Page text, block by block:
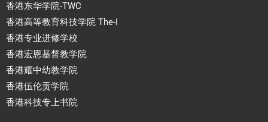
香港东华学院-TWC
香港高等教育科技学院 The-I
香港专业进修学校
香港宏恩基督教学院
香港耀中幼教学院
香港伍伦贡学院
香港科技专上书院